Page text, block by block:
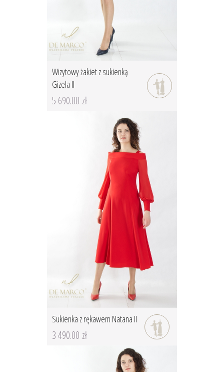
Wizytowy żakiet z sukienką
Gizela II
5 690.00 zł
Sukienka z rękawem Natana II
3 490.00 zł